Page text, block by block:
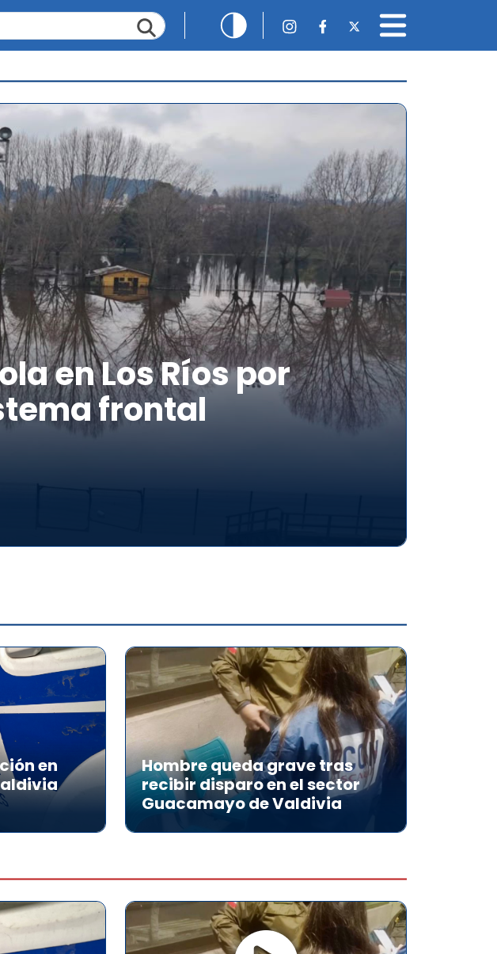
en Los Ríos por
frontal
en
Hombre queda grave tras
recibir disparo en el sector
Guacamayo de Valdivia